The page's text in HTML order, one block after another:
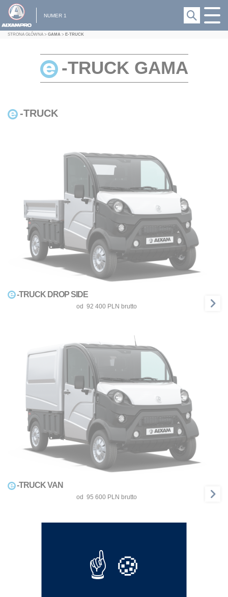
NUMER 1
STRONA GŁÓWNA > GAMA > E-TRUCK
-TRUCK GAMA
-TRUCK
-TRUCK DROP SIDE
od 92 400 PLN brutto
-TRUCK VAN
od 95 600 PLN brutto
PÓJDŹ DALEJ Z